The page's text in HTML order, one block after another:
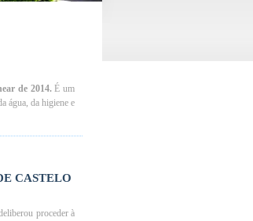
de 2014.É um
água, da higiene e
CASTELO
proceder à